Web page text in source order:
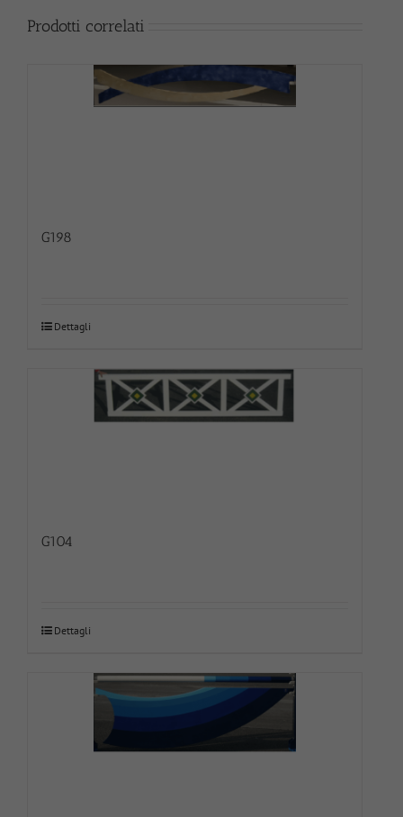
Prodotti correlati
G198
Dettagli
G104
Dettagli